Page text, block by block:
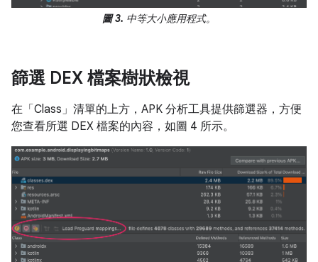
圖 3. 中等大小應用程式。
篩選 DEX 檔案樹狀檢視
在「Class」 清單的上方，APK 分析工具提供篩選器，方便
您查看所選 DEX 檔案的內容，如圖 4 所示。